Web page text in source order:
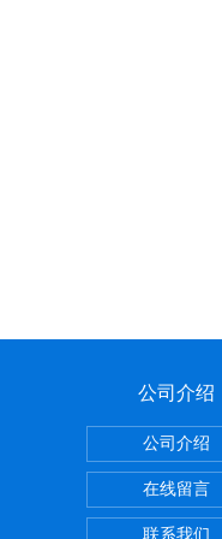
公司介绍
公司介绍
在线留言
联系我们